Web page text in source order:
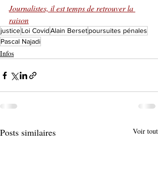
Journalistes, il est temps de retrouver la
raison
justiceLoi CovidAlain Bersetpoursuites pénales
Pascal Najadi
Infos
Posts similaires Voir tout